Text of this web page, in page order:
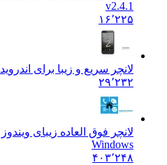
v2.4.1
۱۶٬۲۲۵
لانچر سریع و زیبا برای اندروید Z
۲۹٬۲۳۲
لانچر فوق العاده زیبای ویندوز 8 برای اندروید
Windows
۴۰۳٬۲۴۸